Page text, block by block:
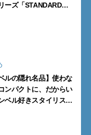
ーズ「STANDARD
ルの隠れ名品】使わな
ンパクトに、だからい
ベル好きスタイリスト